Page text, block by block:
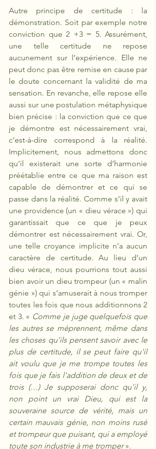
Autre principe de certitude : la
démonstration. Soit par exemple notre
conviction que 2 +3 = 5. Assurément,
une telle certitude ne repose
aucunement sur l’expérience. Elle ne
peut donc pas être remise en cause par
le doute concernant la validité de ma
sensation. En revanche, elle repose elle
aussi sur une postulation métaphysique
bien précise : la conviction que ce que
je démontre est nécessairement vrai,
c’est-à-dire correspond à la réalité.
Implicitement, nous admettons donc
qu’il existerait une sorte d’harmonie
préétablie entre ce que ma raison est
capable de démontrer et ce qui se
passe dans la réalité. Comme s’il y avait
une providence (un « dieu vérace ») qui
garantissait que ce que je peux
démontrer est nécessairement vrai. Or,
une telle croyance implicite n’a aucun
caractère de certitude. Au lieu d’un
dieu vérace, nous pourrions tout aussi
bien avoir un dieu trompeur (un « malin
génie ») qui s’amuserait à nous tromper
toutes les fois que nous additionnons 2
et 3. « Comme je juge quelquefois que
les autres se méprennent, même dans
les choses qu'ils pensent savoir avec le
plus de certitude, il se peut faire qu'il
ait voulu que je me trompe toutes les
fois que je fais l'addition de deux et de
trois (…) Je supposerai donc qu'il y,
non point un vrai Dieu, qui est la
souveraine source de vérité, mais un
certain mauvais génie, non moins rusé
et trompeur que puisant, qui a employé
toute son industrie à me tromper ».